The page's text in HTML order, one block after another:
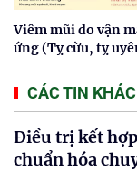
Viêm mũi do vận
ứng (Tỵ cừu, tỵ
CÁC TIN KHÁC
Điều trị kết
chuẩn hóa